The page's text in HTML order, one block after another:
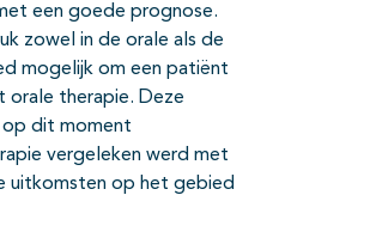
een goede prognose.
zowel in de orale als de
mogelijk om een patiënt
orale therapie. Deze
op dit moment
vergeleken werd met
uitkomsten op het gebied